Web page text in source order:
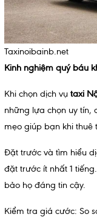
Taxinoibainb.net
Kinh nghiệm quý báu
Khi chọn dịch vụ taxi
những lựa chọn uy tín,
mẹo giúp bạn khi thuê
Đặt trước và tìm hiểu
đặt trước ít nhất 1
bảo họ đáng tin cậy.
Kiểm tra giá cước: So